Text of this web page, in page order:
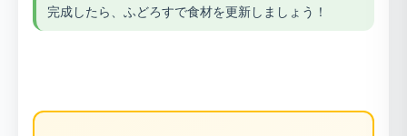
完成したら、ふどろすで食材を更新しましょう！